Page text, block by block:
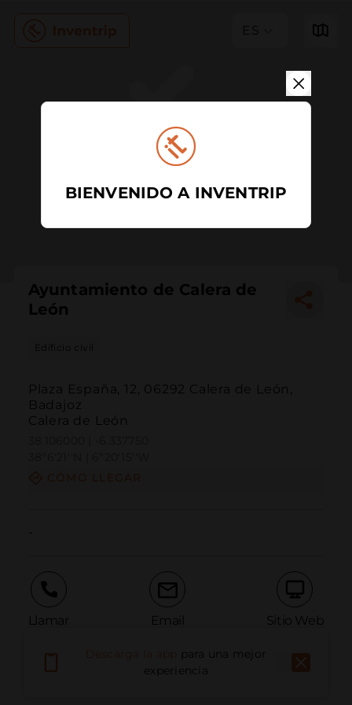
ES
Ayuntamiento de Calera de
León
Edificio civil
Plaza España, 12, 06292 Calera de León,
Badajoz
Calera de León
Llamar Email Sitio Web
Informar problema
para una mejor
experiencia
BIENVENIDO A INVENTRIP